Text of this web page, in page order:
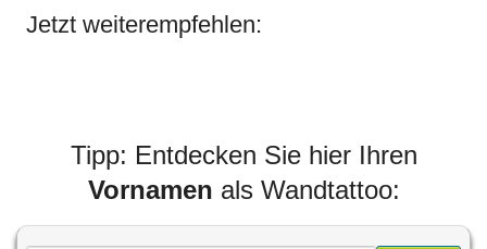
Jetzt weiterempfehlen:
Tipp: Entdecken Sie hier Ihren
Vornamen als Wandtattoo: